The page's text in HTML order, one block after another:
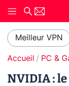
Meilleur VPN
Accueil PC &
NVIDIA : le